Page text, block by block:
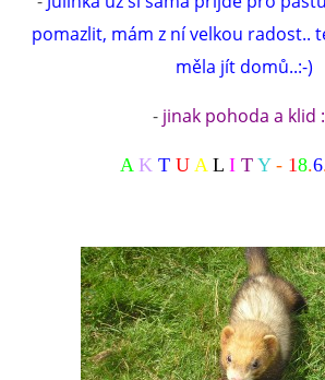
pomazlit, mám z ní velkou radost..
měla jít domů..:-)
- jinak pohoda a klid
AK T U A L I T Y- 18.6